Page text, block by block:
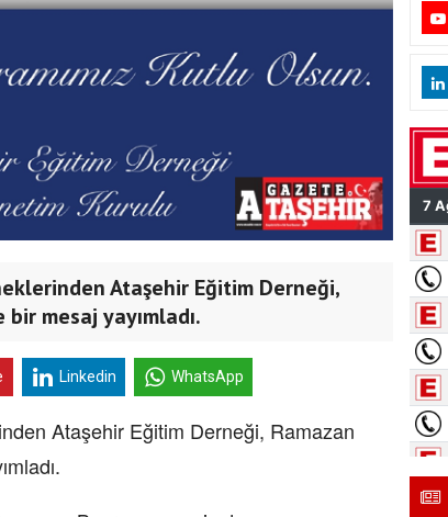
Ataşehir Eğitim Derneği,
mesaj yayımladı.
Linkedin WhatsApp
Ataşehir Eğitim Derneği, Ramazan